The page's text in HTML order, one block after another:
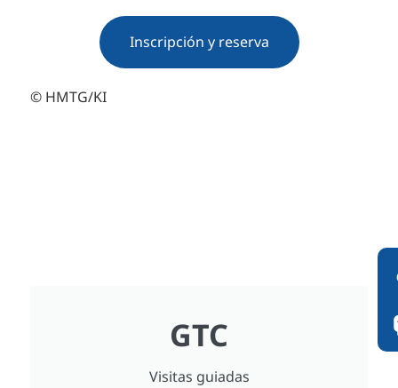
Inscripción y reserva
© HMTG/KI
GTC
Visitas guiadas